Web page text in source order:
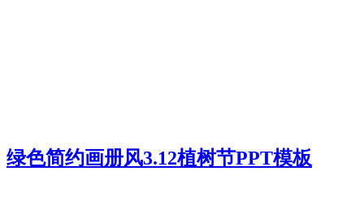
绿色简约画册风3.12植树节PPT模板